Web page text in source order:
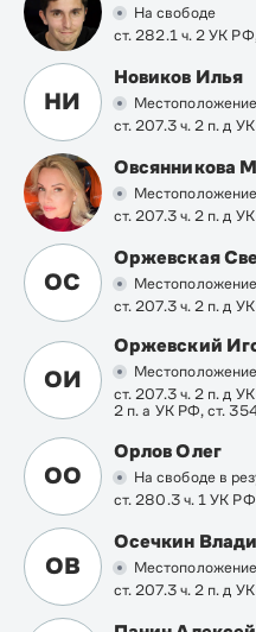
На свободе
ст. 282.1 ч. 2 УК
НИ
Новиков Илья
ст. 207.3 ч. 2 п. д
Овсянникова
ст. 207.3 ч. 2 п. д
ОС
Оржевская
ст. 207.3 ч. 2 п. д
ОИ
Оржевский
ст. 207.3 ч. 2 п. д
2 п. а УК РФ, ст.
ОО
Орлов Олег
На свободе в
ст. 280.3 ч. 1 УК РФ
ОВ
Осечкин
ст. 207.3 ч. 2 п. д